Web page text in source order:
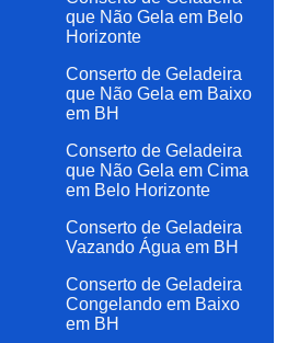
que Não Gela em Belo
Horizonte
Conserto de Geladeira
que Não Gela em Baixo
em BH
Conserto de Geladeira
que Não Gela em Cima
em Belo Horizonte
Conserto de Geladeira
Vazando Água em BH
Conserto de Geladeira
Congelando em Baixo
em BH